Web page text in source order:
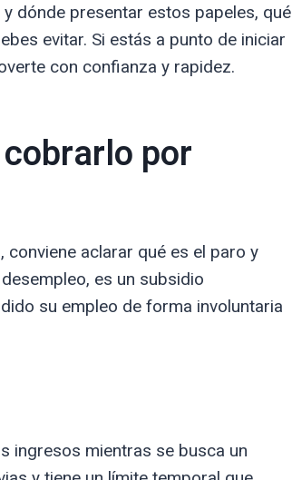
dónde presentar estos papeles, qué
evitar. Si estás a punto de iniciar
con confianza y rapidez.
por
aclarar qué es el paro y
es un subsidio
su empleo de forma involuntaria
ingresos mientras se busca un